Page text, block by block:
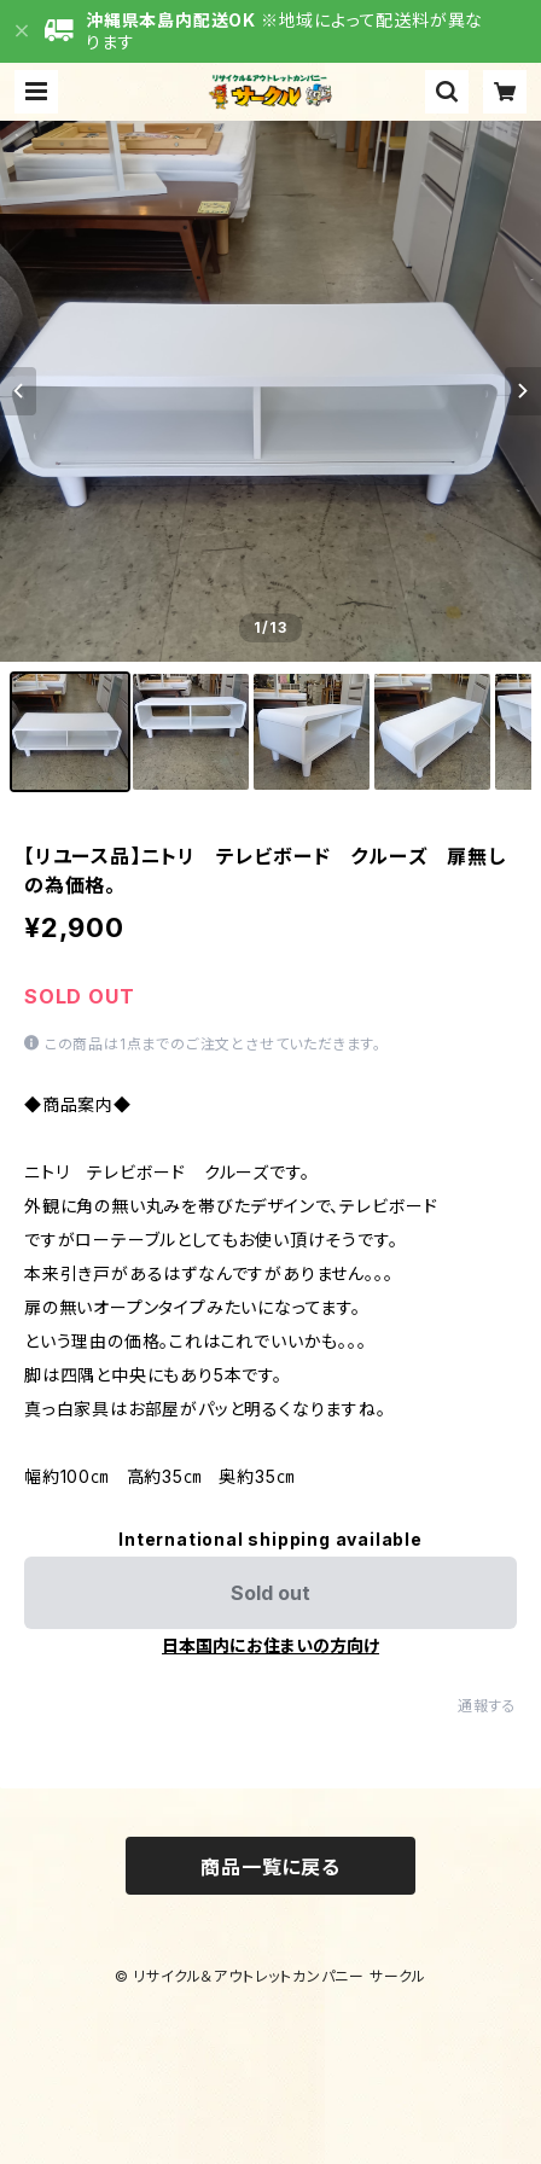
沖縄県本島内配送OK ※地域によって配送料が異な
ります
1/13
【リユース品】ニトリ テレビボード クルーズ 扉無し
の為価格。
¥2,900
SOLD OUT
この商品は1点までのご注文とさせていただきます。
◆商品案内◆
ニトリ テレビボード クルーズです。
外観に角の無い丸みを帯びたデザインで、テレビボード
ですがローテーブルとしてもお使い頂けそうです。
本来引き戸があるはずなんですがありません。。。
扉の無いオープンタイプみたいになってます。
という理由の価格。これはこれでいいかも。。。
脚は四隅と中央にもあり5本です。
真っ白家具はお部屋がパッと明るくなりますね。
幅約100㎝ 高約35㎝ 奥約35㎝
International shipping available
Sold out
日本国内にお住まいの方向け
通報する
商品一覧に戻る
© リサイクル＆アウトレットカンパニー サークル